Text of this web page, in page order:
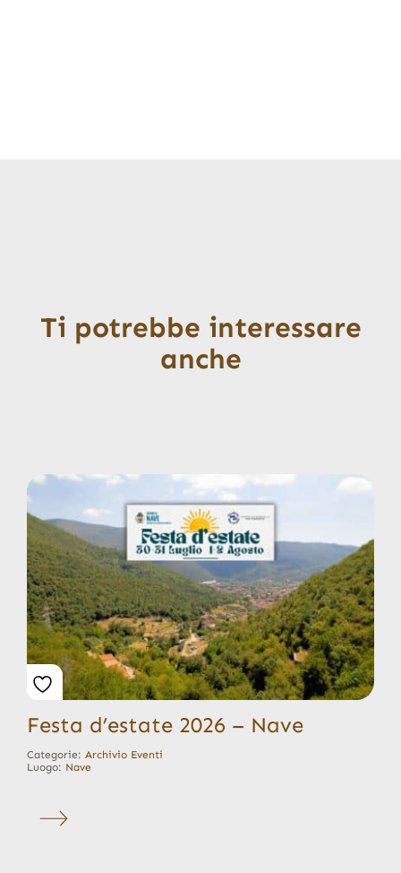
Ti potrebbe interessare
anche
Festa d’estate 2026 – Nave
Categorie: Archivio Eventi
Luogo: Nave